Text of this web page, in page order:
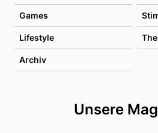
Games
Lifestyle
Archiv
Unsere